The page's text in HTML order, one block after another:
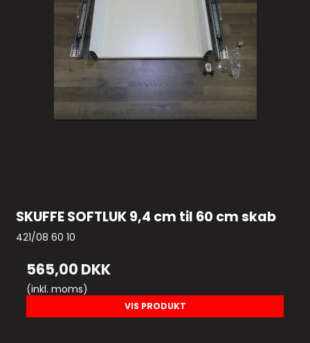
SKUFFE SOFTLUK 9,4 cm til 60 cm skab
421/08 60 10
565,00 DKK
(inkl. moms)
VIS PRODUKT